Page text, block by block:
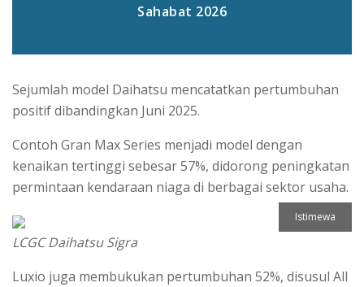
Sahabat 2026
Sejumlah model Daihatsu mencatatkan pertumbuhan
positif dibandingkan Juni 2025.
Contoh Gran Max Series menjadi model dengan
kenaikan tertinggi sebesar 57%, didorong peningkatan
permintaan kendaraan niaga di berbagai sektor usaha.
Istimewa
LCGC Daihatsu Sigra
Luxio juga membukukan pertumbuhan 52%, disusul All